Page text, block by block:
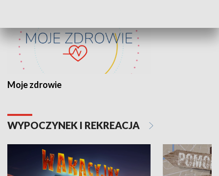
Moje zdrowie
WYPOCZYNEK I REKREACJA